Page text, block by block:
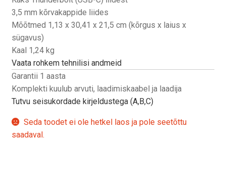
3,5 mm kõrvakappide liides
Mõõtmed 1,13 x 30,41 x 21,5 cm (kõrgus x laius x
sügavus)
Kaal 1,24 kg
Vaata rohkem tehnilisi andmeid
Garantii 1 aasta
Komplekti kuulub arvuti, laadimiskaabel ja laadija
Tutvu seisukordade kirjeldustega (A,B,C)
Seda toodet ei ole hetkel laos ja pole seetõttu
saadaval.